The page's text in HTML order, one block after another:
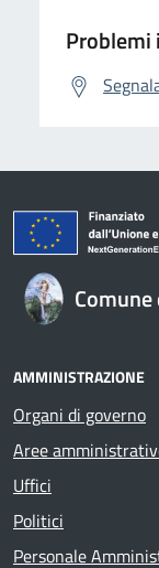
Problemi
AMMINISTRAZIONE
Organi di governo
Aree
Uffici
Politici
Personale